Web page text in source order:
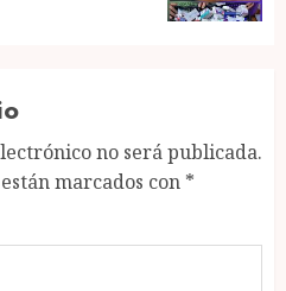
no será publicada.
marcados con *